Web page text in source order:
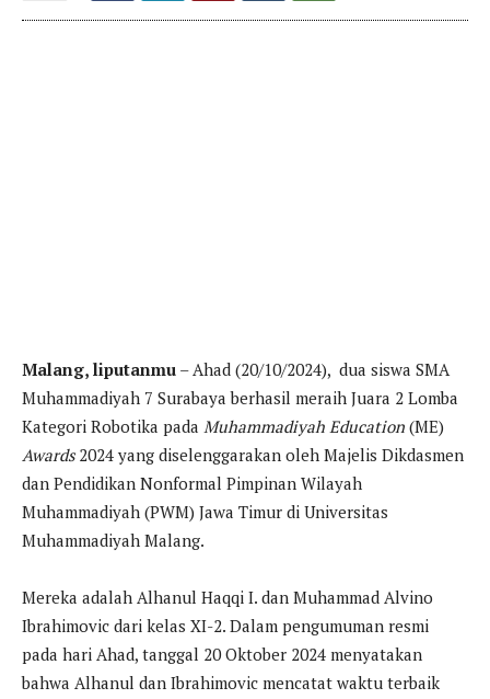
Malang, liputanmu – Ahad (20/10/2024), dua siswa SMA
Muhammadiyah 7 Surabaya berhasil meraih Juara 2 Lomba
Kategori Robotika pada Muhammadiyah Education (ME)
Awards2024 yang diselenggarakan oleh Majelis Dikdasmen
dan Pendidikan Nonformal Pimpinan Wilayah
Muhammadiyah (PWM) Jawa Timur di Universitas
Muhammadiyah Malang.
Mereka adalah Alhanul Haqqi I. dan Muhammad Alvino
Ibrahimovic dari kelas XI-2. Dalam pengumuman resmi
pada hari Ahad, tanggal 20 Oktober 2024 menyatakan
bahwa Alhanul dan Ibrahimovic mencatat waktu terbaik